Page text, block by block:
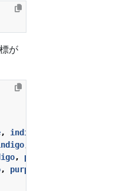
が
, indigo
, purple
, purple